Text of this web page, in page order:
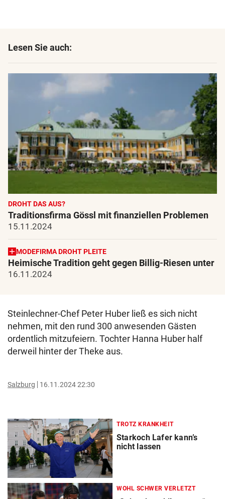
Lesen Sie auch:
DROHT DAS AUS?
Traditionsfirma Gössl mit finanziellen Problemen
15.11.2024
MODEFIRMA DROHT PLEITE
Heimische Tradition geht gegen Billig-Riesen unter
16.11.2024
Steinlechner-Chef Peter Huber ließ es sich nicht
nehmen, mit den rund 300 anwesenden Gästen
ordentlich mitzufeiern. Tochter Hanna Huber half
derweil hinter der Theke aus.
Salzburg 16.11.2024 22:30
TROTZ KRANKHEIT
Starkoch Lafer kann’s
nicht lassen
WOHL SCHWER VERLETZT